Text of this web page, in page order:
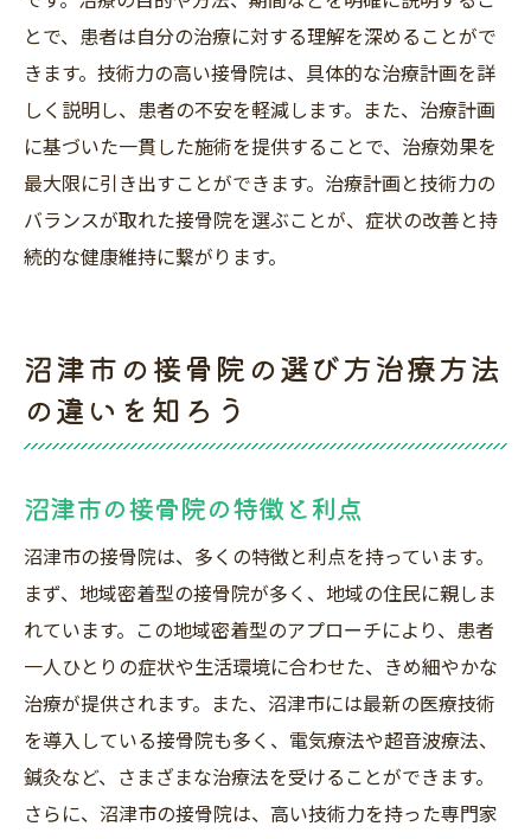
とで、患者は自分の治療に対する理解を深めることがで
きます。技術力の高い接骨院は、具体的な治療計画を詳
しく説明し、患者の不安を軽減します。また、治療計画
に基づいた一貫した施術を提供することで、治療効果を
最大限に引き出すことができます。治療計画と技術力の
バランスが取れた接骨院を選ぶことが、症状の改善と持
続的な健康維持に繋がります。
沼津市の接骨院の選び方治療方法
の違いを知ろう
沼津市の接骨院の特徴と利点
沼津市の接骨院は、多くの特徴と利点を持っています。
まず、地域密着型の接骨院が多く、地域の住民に親しま
れています。この地域密着型のアプローチにより、患者
一人ひとりの症状や生活環境に合わせた、きめ細やかな
治療が提供されます。また、沼津市には最新の医療技術
を導入している接骨院も多く、電気療法や超音波療法、
鍼灸など、さまざまな治療法を受けることができます。
さらに、沼津市の接骨院は、高い技術力を持った専門家